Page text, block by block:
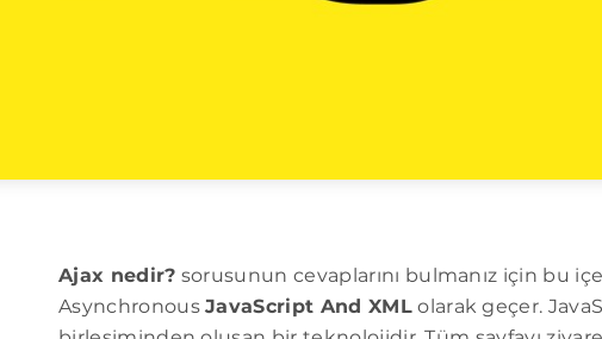
Ajax nedir? sorusunun cevaplarını bulmanız için bu
AsynchronousJavaScript And XMLolarak geçer.